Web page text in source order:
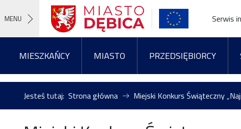
MENU Serwis
MIESZKAŃCY MIASTO PRZEDSIĘBIORCY
Jesteś tutaj: Strona główna Miejski Konkurs Świąteczny